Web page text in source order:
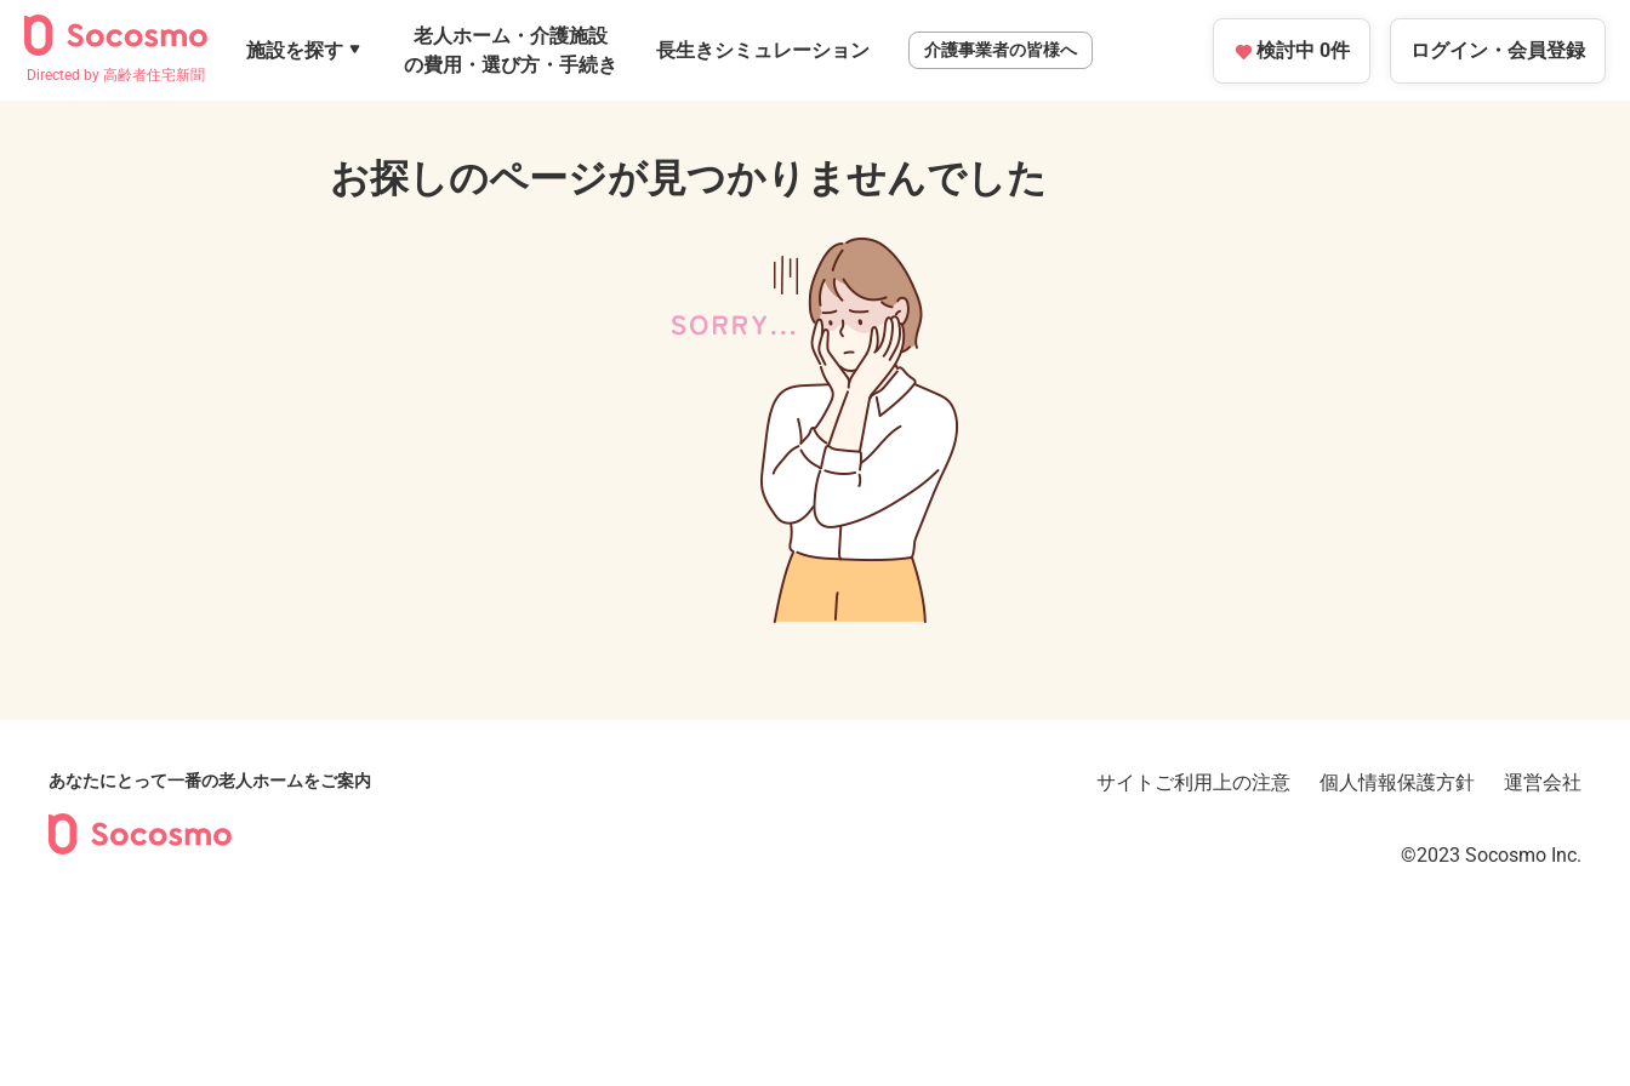
Directed by 高齢者住宅新聞
施設を探す
老人ホーム・介護施設
の費用・選び方・手続き
長生きシミュレーション 介護事業者の皆様へ 検討中 0件 ログイン・ 会員登録
お探しのページが見つかりませんでした
あなたにとって一番の老人ホームをご案内 サイトご利用上の注意 個人情報保護方針 運営会社
©2023︎ Socosmo Inc.